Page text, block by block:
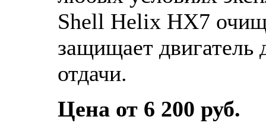
Shell Helix HX7
защищает двигатель
отдачи.
Цена от 6 200 руб.